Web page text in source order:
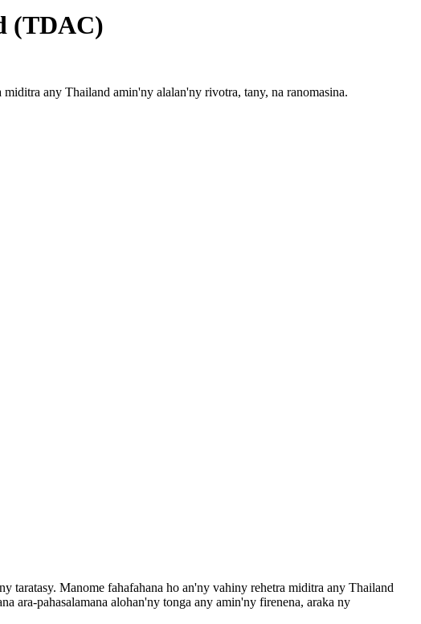
(TDAC)
any Thailand amin'ny alalan'ny rivotra, tany, na ranomasina.
Manome fahafahana ho an'ny vahiny rehetra miditra any Thailand
ara-pahasalamana alohan'ny tonga any amin'ny firenena, araka ny